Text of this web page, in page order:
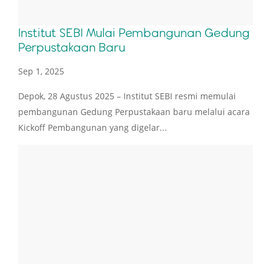
Institut SEBI Mulai Pembangunan Gedung
Perpustakaan Baru
Sep 1, 2025
Depok, 28 Agustus 2025 – Institut SEBI resmi memulai
pembangunan Gedung Perpustakaan baru melalui acara
Kickoff Pembangunan yang digelar...